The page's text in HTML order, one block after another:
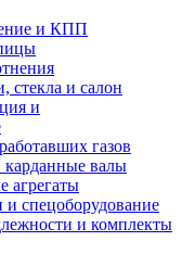
и КПП
стекла и салон
и
газов
валы
агрегаты
и спецоборудование
и комплекты